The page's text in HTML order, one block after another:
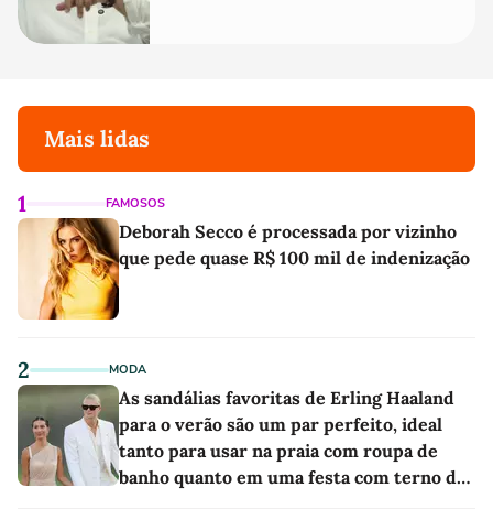
Mais lidas
1 FAMOSOS
Deborah Secco é processada por vizinho
que pede quase R$ 100 mil de indenização
2 MODA
As sandálias favoritas de Erling Haaland
para o verão são um par perfeito, ideal
tanto para usar na praia com roupa de
banho quanto em uma festa com terno de